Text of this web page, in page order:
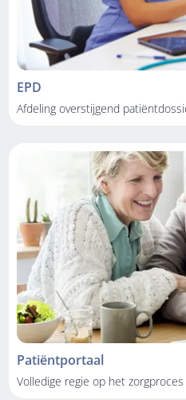
EPD
Afdeling overstijgend
Patiëntportaal
Volledige regie op het